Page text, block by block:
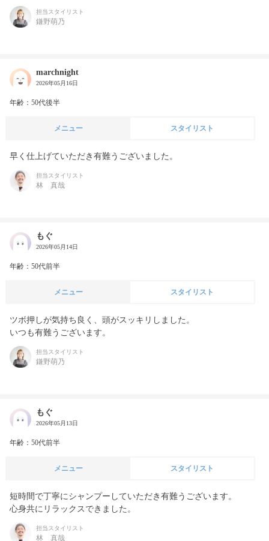
担当スタイリスト
鎌野萌乃
marchnight
2026年05月16日
年齢：50代後半
メニュー スタイリスト
早く仕上げていただき有難うございました。
担当スタイリスト
林 真哉
もぐ
2026年05月14日
年齢：50代前半
メニュー スタイリスト
ツボ押しが気持ち良く、頭がスッキリしました。
いつも有難うございます。
担当スタイリスト
鎌野萌乃
もぐ
2026年05月13日
年齢：50代前半
メニュー スタイリスト
短時間で丁寧にシャンプーしていただき有難うございます。
心身共にリラックスできました。
担当スタイリスト
林 真哉